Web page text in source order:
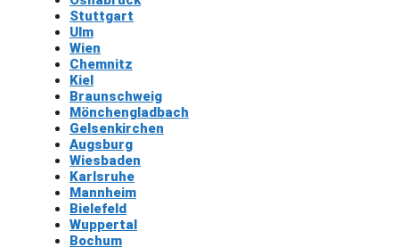
Stuttgart
Ulm
Wien
Chemnitz
Kiel
Braunschweig
Mönchengladbach
Gelsenkirchen
Augsburg
Wiesbaden
Karlsruhe
Mannheim
Bielefeld
Wuppertal
Bochum